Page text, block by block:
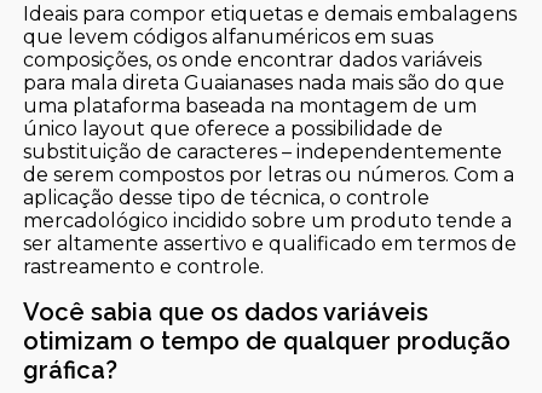
Ideais para compor etiquetas e demais embalagens
que levem códigos alfanuméricos em suas
composições, os onde encontrar dados variáveis
para mala direta Guaianases nada mais são do que
uma plataforma baseada na montagem de um
único layout que oferece a possibilidade de
substituição de caracteres – independentemente
de serem compostos por letras ou números. Com a
aplicação desse tipo de técnica, o controle
mercadológico incidido sobre um produto tende a
ser altamente assertivo e qualificado em termos de
rastreamento e controle.
Você sabia que os dados variáveis
otimizam o tempo de qualquer produção
gráfica?